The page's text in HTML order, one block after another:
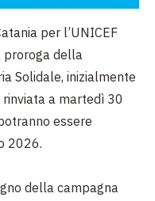
per l’UNICEF
proroga della
Solidale, inizialmente
a martedì 30
essere
2026.
della campagna